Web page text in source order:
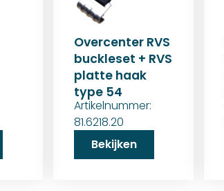
Overcenter RVS
buckleset + RVS
platte haak
type 54
Artikelnummer:
81.6218.20
Bekijken